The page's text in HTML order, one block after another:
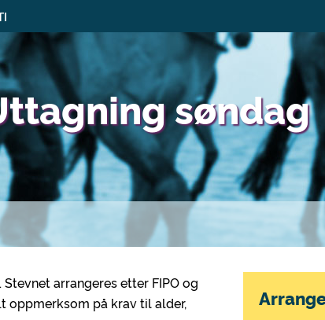
søndag
arrangeres etter FIPO og
oppmerksom på krav til alder,